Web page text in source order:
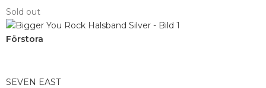
Sold out
Förstora
SEVEN EAST